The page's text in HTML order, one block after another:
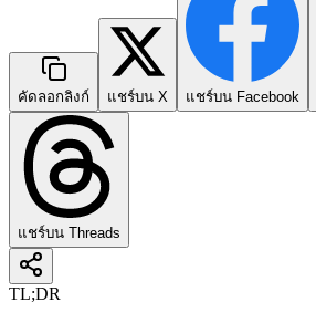
คัดลอกลิงก์ แชร์บน X แชร์บน Facebook
แชร์บน Threads
TL;DR